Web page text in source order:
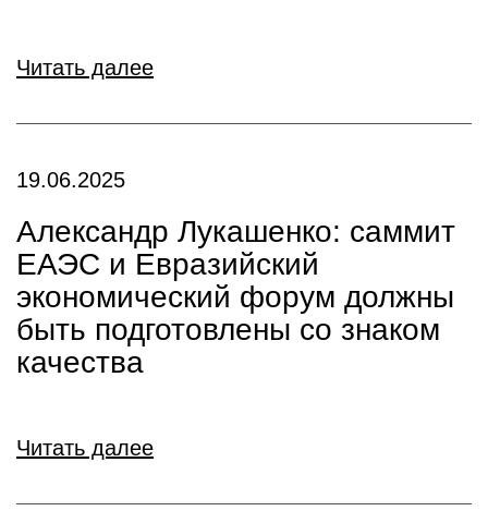
Читать далее
19.06.2025
Александр Лукашенко: саммит
ЕАЭС и Евразийский
экономический форум должны
быть подготовлены со знаком
качества
Читать далее